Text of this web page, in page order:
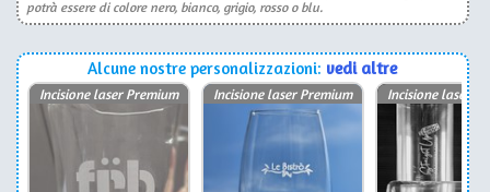
potrà essere di colore nero, bianco, grigio, rosso o blu.
Alcune nostre personalizzazioni: vedi altre
Incisione laser Premium Incisione laser Premium Incisione laser